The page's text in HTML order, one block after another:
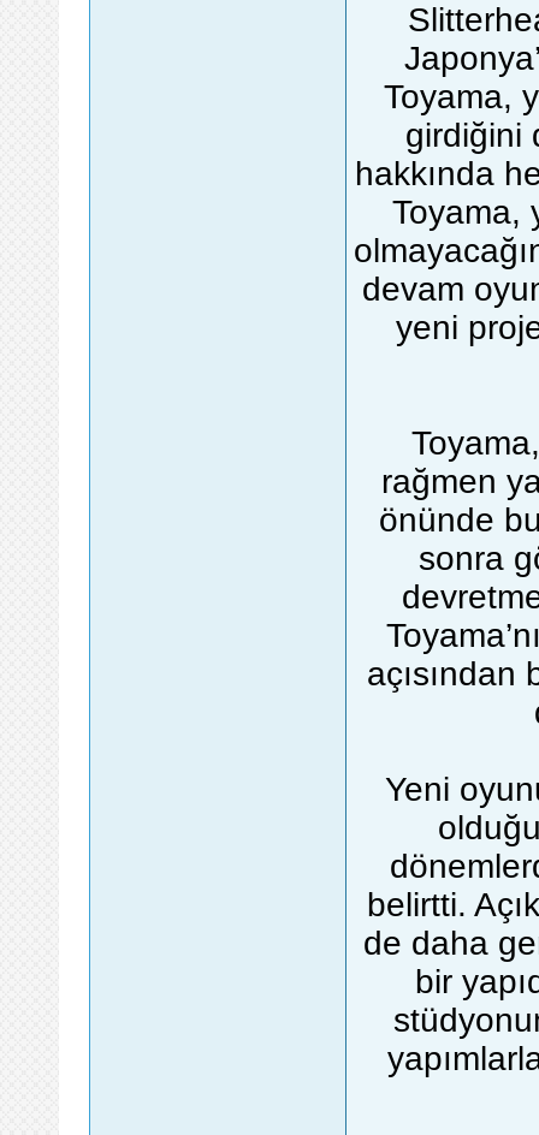
Toyama,
girdiğini
hakkında
Toyama,
devam
yeni
rağmen
önünde
sonra
Yeni
belirtti.
de daha
bir